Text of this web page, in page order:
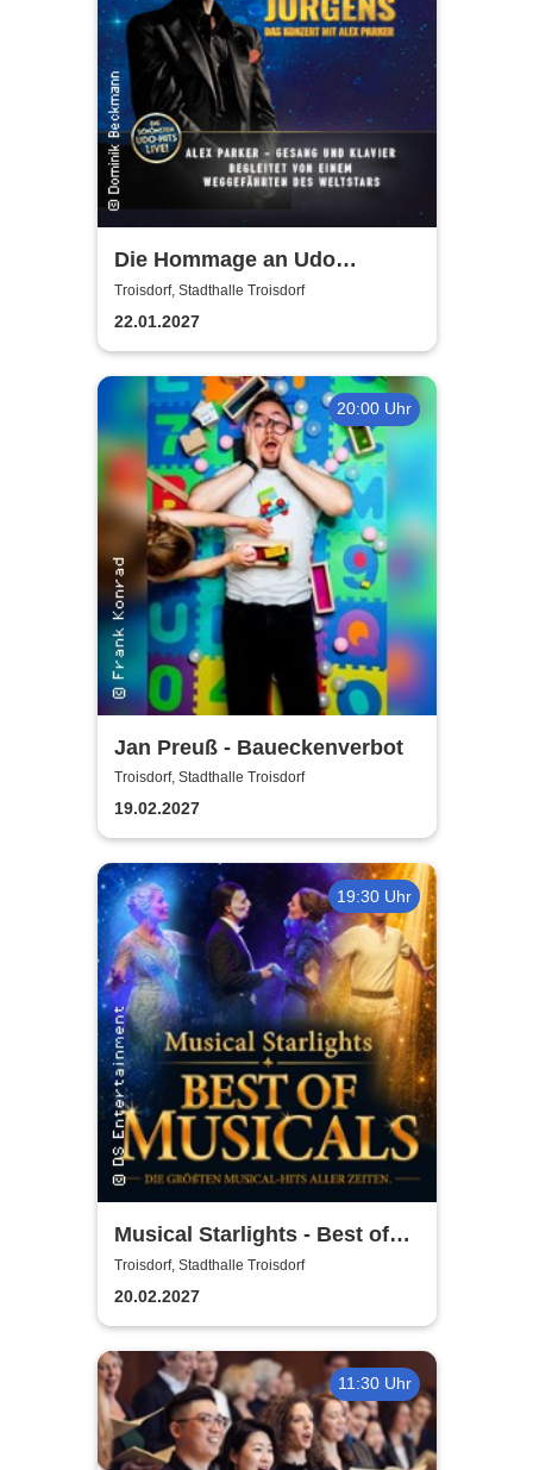
Die Hommage an Udo
Jürgens - Das Konzert mit
Alex Parker
Troisdorf, Stadthalle Troisdorf
22.01.2027
20:00 Uhr
Jan Preuß - Baueckenverbot
Troisdorf, Stadthalle Troisdorf
19.02.2027
19:30 Uhr
Musical Starlights - Best of
Musicals
Troisdorf, Stadthalle Troisdorf
20.02.2027
11:30 Uhr